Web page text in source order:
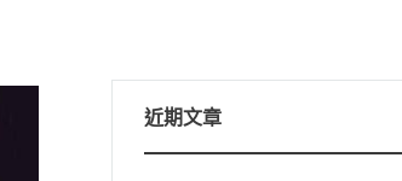
近期文章